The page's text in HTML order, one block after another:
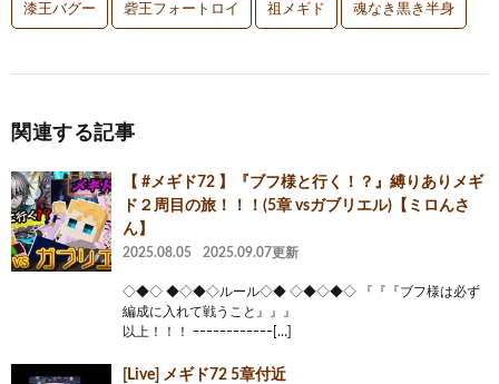
漆王バグー 砦王フォートロイ 祖メギド 魂なき黒き半身
関連する記事
【 #メギド72 】『ブフ様と行く！？』縛りありメギ
ド２周目の旅！！！(5章 vsガブリエル)【ミロんさ
ん】
2025.08.05 2025.09.07更新
◇◆◇ ◆◇◆◇ルール◇◆ ◇◆◇◆◇ 『『『ブフ様は必ず
編成に入れて戦うこと』』』
以上！！！ ｰｰｰｰｰｰｰｰｰｰｰｰ[…]
[Live] メギド72 5章付近